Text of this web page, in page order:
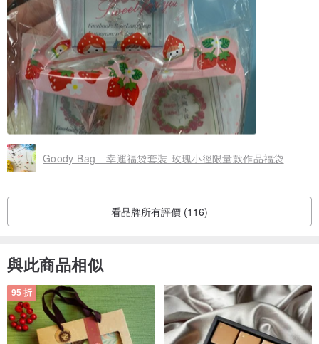
Goody Bag - 幸運福袋套裝-玫瑰小徑限量款作品福袋
看品牌所有評價 (116)
與此商品相似
95 折